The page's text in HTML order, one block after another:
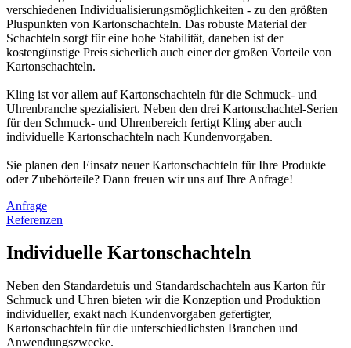
verschiedenen Individualisierungsmöglichkeiten - zu den größten
Pluspunkten von Kartonschachteln. Das robuste Material der
Schachteln sorgt für eine hohe Stabilität, daneben ist der
kostengünstige Preis sicherlich auch einer der großen Vorteile von
Kartonschachteln.
Kling ist vor allem auf Kartonschachteln für die Schmuck- und
Uhrenbranche spezialisiert. Neben den drei Kartonschachtel-Serien
für den Schmuck- und Uhrenbereich fertigt Kling aber auch
individuelle Kartonschachteln nach Kundenvorgaben.
Sie planen den Einsatz neuer Kartonschachteln für Ihre Produkte
oder Zubehörteile? Dann freuen wir uns auf Ihre Anfrage!
Anfrage
Referenzen
Individuelle Kartonschachteln
Neben den Standardetuis und Standardschachteln aus Karton für
Schmuck und Uhren bieten wir die Konzeption und Produktion
individueller, exakt nach Kundenvorgaben gefertigter,
Kartonschachteln für die unterschiedlichsten Branchen und
Anwendungszwecke.